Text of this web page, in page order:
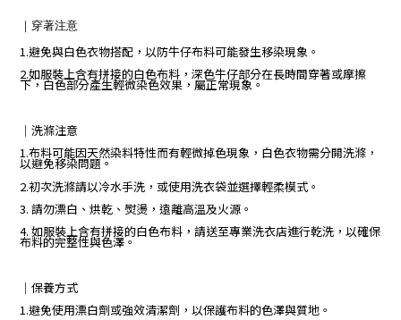
｜ 穿著注意
1.避免與白色衣物搭配，以防牛仔布料可能發生移染現象。
2.如服裝上含有拼接的白色布料，深色牛仔部分在長時間穿著或摩擦
下，白色部分產生輕微染色效果，屬正常現象。
｜ 洗滌注意
1.布料可能因天然染料特性而有輕微掉色現象，白色衣物需分開洗滌，
以避免移染問題。
2.初次洗滌請以冷水手洗，或使用洗衣袋並選擇輕柔模式。
3. 請勿漂白、烘乾、熨燙，遠離高溫及火源。
4. 如服裝上含有拼接的白色布料，請送至專業洗衣店進行乾洗，以確保
布料的完整性與色澤。
｜保養方式
1.避免使用漂白劑或強效清潔劑，以保護布料的色澤與質地。